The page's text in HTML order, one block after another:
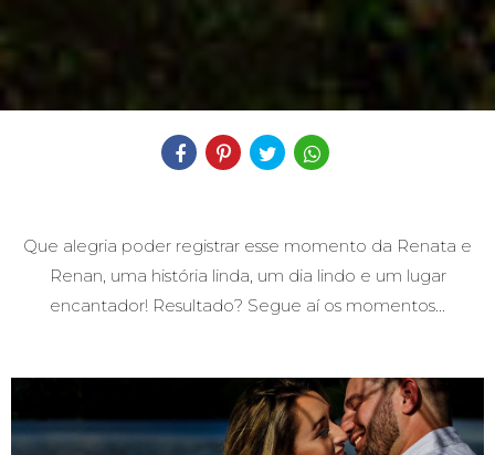
Que alegria poder registrar esse momento da Renata e
Renan, uma história linda, um dia lindo e um lugar
encantador! Resultado? Segue aí os momentos...